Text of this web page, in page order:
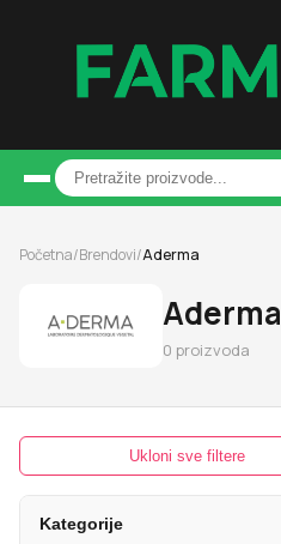
Početna/Brendovi/Aderma
Aderma
0 proizvoda
Ukloni sve filtere
Kategorije